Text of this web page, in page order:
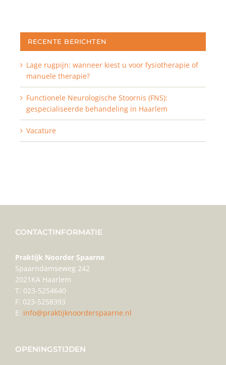
RECENTE BERICHTEN
Lage rugpijn: wanneer kiest u voor fysiotherapie of
manuele therapie?
Functionele Neurologische Stoornis (FNS):
gespecialiseerde behandeling in Haarlem
Vacature
CONTACTINFORMATIE
Praktijk Noorder Spaarne
Spaarndamseweg 242
2021KA Haarlem
T: 023-5254640
F: 023-5258393
E: info@praktijknoorderspaarne.nl
OPENINGSTIJDEN